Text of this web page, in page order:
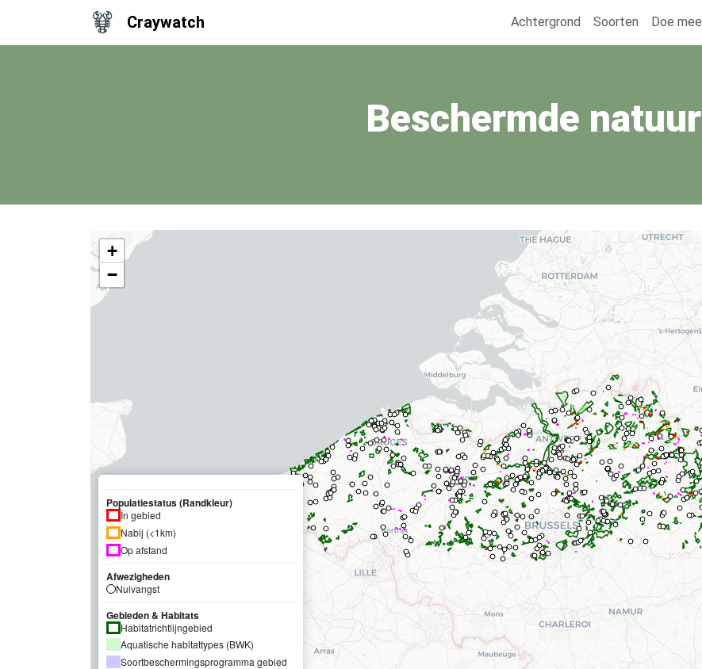
Craywatch Achtergrond Soorten Doe mee
Beschermde natuur
+
−
Populatiestatus (Randkleur)
In gebied
Nabij (<1km)
Op afstand
Afwezigheden
Nulvangst
Gebieden & Habitats
Habitatrichtlijngebied
Aquatische habitattypes (BWK)
Soortbeschermingsprogramma gebied